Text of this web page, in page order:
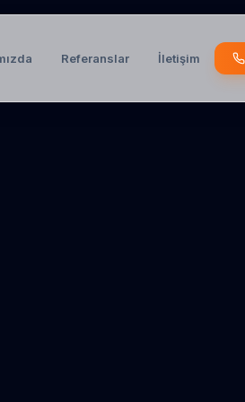
Referanslar İletişim